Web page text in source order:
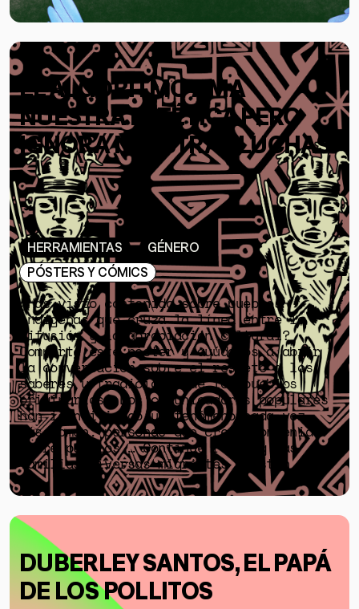
EL ALGORITMO AMA
NUESTRA ESTÉTICA PERO
IGNORA NUESTRAS LUCHAS
HERRAMIENTAS
GÉNERO
PÓSTERS Y CÓMICS
¿Has visto contenido sobre pueblos
indígenas que cruza la línea entre la
difusión y la apropiación cultural?
Comparte este póster y ayúdanos a abrir
la conversación sobre el respeto a los
saberes y tradiciones de los pueblos
originarios. Los comunicadores populares
han identificado un fenómeno cada vez
más común: personas que crean contenido
sobre pueblos … Continue reading Las
familias diversas migrantes existen
DUBERLEY SANTOS, EL PAPÁ
DE LOS POLLITOS